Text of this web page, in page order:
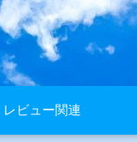
レビュー関連